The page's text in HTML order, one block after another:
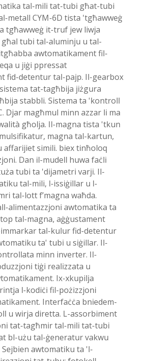
tal-mili tat-tubi għat-tubi
metall CYM-6D tista 'tgħawweġ
tgħawweġ it-truf jew liwja
tubi tal-aluminju u tal-
awtomatikament fil-
u jiġi ppressat
fid-detentur tal-pajp. Il-gearbox
tat-tagħbija jiżgura
stabbli. Sistema ta 'kontroll
Djar magħmul minn azzar li ma
għolja. Il-magna tista 'tkun
magna tal-kartun,
affarijiet simili. biex tinħoloq
Dan il-mudell huwa faċli
tubi ta 'dijametri varji. Il-
tal-mili, l-issiġillar u l-
tal-lott f’magna waħda.
alimentazzjoni awtomatika ta
tal-magna, aġġustament
tal-kulur fid-detentur
ta' tubi u siġillar. Il-
minn inverter. Il-
tiġi realizzata u
Ix-xkupilja
l-kodiċi fil-pożizzjoni
Interfaċċa bniedem-
u wirja diretta. L-assorbiment
tat-tagħmir tal-mili tat-tubi
​​bl-użu tal-ġeneratur vakwu
Sejbien awtomatiku ta 'l-